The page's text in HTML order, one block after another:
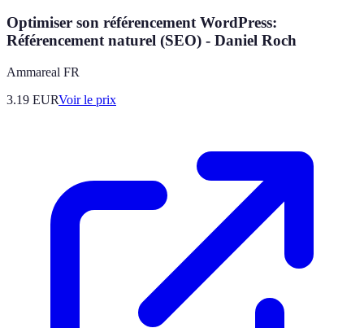
Optimiser son référencement WordPress:
Référencement naturel (SEO) - Daniel Roch
Ammareal FR
3.19 EURVoir le prix